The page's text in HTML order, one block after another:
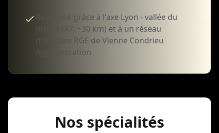
Réactivité grâce à l'axe Lyon - vallée du
Rhône (A7, ~30 km) et à un réseau
d'artisans RGE de Vienne Condrieu
Agglomération
Nos spécialités